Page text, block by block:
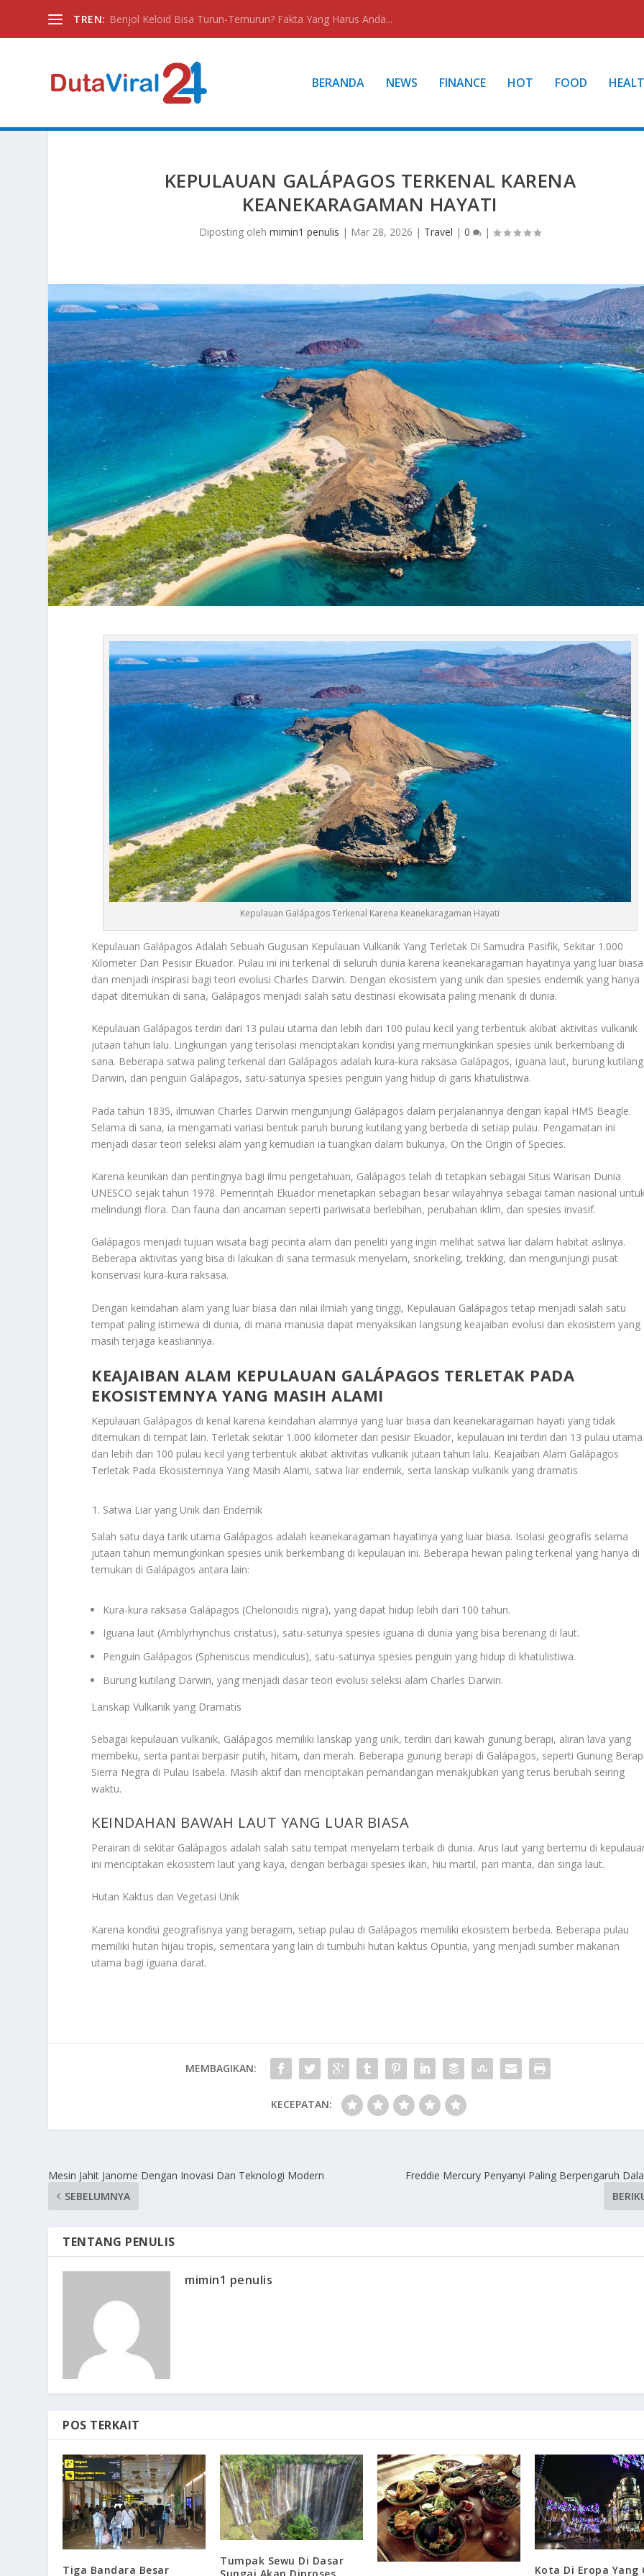
TREN: Benjol Keloid Bisa Turun-Temurun? Fakta Yang Harus Anda...
BERANDA NEWS FINANCE HOT FOOD
KEPULAUAN GALÁPAGOS TERKENAL KARENA
KEANEKARAGAMAN HAYATI
Diposting olehmimin1 penulis | Mar 28, 2026 | Travel |0 |
Kepulauan Galápagos Terkenal Karena Keanekaragaman Hayati
Kepulauan Galápagos Adalah Sebuah Gugusan Kepulauan Vulkanik Yang Terletak Di Samudra Pasifik, Sekitar 1.000
Kilometer Dari Pesisir Ekuador. Pulau ini ini terkenal di seluruh dunia karena keanekaragaman hayatinya yang luar biasa
dan menjadi inspirasi bagi teori evolusi Charles Darwin. Dengan ekosistem yang unik dan spesies endemik yang hanya
dapat ditemukan di sana, Galápagos menjadi salah satu destinasi ekowisata paling menarik di dunia.
Kepulauan Galápagos terdiri dari 13 pulau utama dan lebih dari 100 pulau kecil yang terbentuk akibat aktivitas vulkanik
jutaan tahun lalu. Lingkungan yang terisolasi menciptakan kondisi yang memungkinkan spesies unik berkembang di
sana. Beberapa satwa paling terkenal dari Galápagos adalah kura-kura raksasa Galápagos, iguana laut, burung kutilang
Darwin, dan penguin Galápagos, satu-satunya spesies penguin yang hidup di garis khatulistiwa.
Pada tahun 1835, ilmuwan Charles Darwin mengunjungi Galápagos dalam perjalanannya dengan kapal HMS Beagle.
Selama di sana, ia mengamati variasi bentuk paruh burung kutilang yang berbeda di setiap pulau. Pengamatan ini
menjadi dasar teori seleksi alam yang kemudian ia tuangkan dalam bukunya, On the Origin of Species.
Karena keunikan dan pentingnya bagi ilmu pengetahuan, Galápagos telah di tetapkan sebagai Situs Warisan Dunia
UNESCO sejak tahun 1978. Pemerintah Ekuador menetapkan sebagian besar wilayahnya sebagai taman nasional
melindungi flora. Dan fauna dari ancaman seperti pariwisata berlebihan, perubahan iklim, dan spesies invasif.
Galápagos menjadi tujuan wisata bagi pecinta alam dan peneliti yang ingin melihat satwa liar dalam habitat aslinya.
Beberapa aktivitas yang bisa di lakukan di sana termasuk menyelam, snorkeling, trekking, dan mengunjungi pusat
konservasi kura-kura raksasa.
Dengan keindahan alam yang luar biasa dan nilai ilmiah yang tinggi, Kepulauan Galápagos tetap menjadi salah satu
tempat paling istimewa di dunia, di mana manusia dapat menyaksikan langsung keajaiban evolusi dan ekosistem yang
masih terjaga keasliannya.
KEAJAIBAN ALAM KEPULAUAN GALÁPAGOS TERLETAK PADA
EKOSISTEMNYA YANG MASIH ALAMI
Kepulauan Galápagos di kenal karena keindahan alamnya yang luar biasa dan keanekaragaman hayati yang tidak
ditemukan di tempat lain. Terletak sekitar 1.000 kilometer dari pesisir Ekuador, kepulauan ini terdiri dari 13 pulau utama
dan lebih dari 100 pulau kecil yang terbentuk akibat aktivitas vulkanik jutaan tahun lalu. Keajaiban Alam Galápagos
Terletak Pada Ekosistemnya Yang Masih Alami, satwa liar endemik, serta lanskap vulkanik yang dramatis.
Satwa Liar yang Unik dan Endemik
Salah satu daya tarik utama Galápagos adalah keanekaragaman hayatinya yang luar biasa. Isolasi geografis selama
jutaan tahun memungkinkan spesies unik berkembang di kepulauan ini. Beberapa hewan paling terkenal yang hanya di
temukan di Galápagos antara lain:
Kura-kura raksasa Galápagos (Chelonoidis nigra), yang dapat hidup lebih dari 100 tahun.
Iguana laut (Amblyrhynchus cristatus), satu-satunya spesies iguana di dunia yang bisa berenang di laut.
Penguin Galápagos (Spheniscus mendiculus), satu-satunya spesies penguin yang hidup di khatulistiwa.
Burung kutilang Darwin, yang menjadi dasar teori evolusi seleksi alam Charles Darwin.
Lanskap Vulkanik yang Dramatis
Sebagai kepulauan vulkanik, Galápagos memiliki lanskap yang unik, terdiri dari kawah gunung berapi, aliran lava yang
membeku, serta pantai berpasir putih, hitam, dan merah. Beberapa gunung berapi di Galápagos, seperti Gunung
Sierra Negra di Pulau Isabela. Masih aktif dan menciptakan pemandangan menakjubkan yang terus berubah seiring
waktu.
KEINDAHAN BAWAH LAUT YANG LUAR BIASA
Perairan di sekitar Galápagos adalah salah satu tempat menyelam terbaik di dunia. Arus laut yang bertemu di
ini menciptakan ekosistem laut yang kaya, dengan berbagai spesies ikan, hiu martil, pari manta, dan singa laut.
Hutan Kaktus dan Vegetasi Unik
Karena kondisi geografisnya yang beragam, setiap pulau di Galápagos memiliki ekosistem berbeda. Beberapa pulau
memiliki hutan hijau tropis, sementara yang lain di tumbuhi hutan kaktus Opuntia, yang menjadi sumber makanan
utama bagi iguana darat.
MEMBAGIKAN:
KECEPATAN:
Mesin Jahit Janome Dengan Inovasi Dan Teknologi Modern
SEBELUMNYA
Freddie Mercury Penyanyi Paling Berpengaruh
TENTANG PENULIS
mimin1 penulis
POS TERKAIT
Tiga Bandara Besar
Tumpak Sewu Di Dasar
Kota Di Eropa Yang